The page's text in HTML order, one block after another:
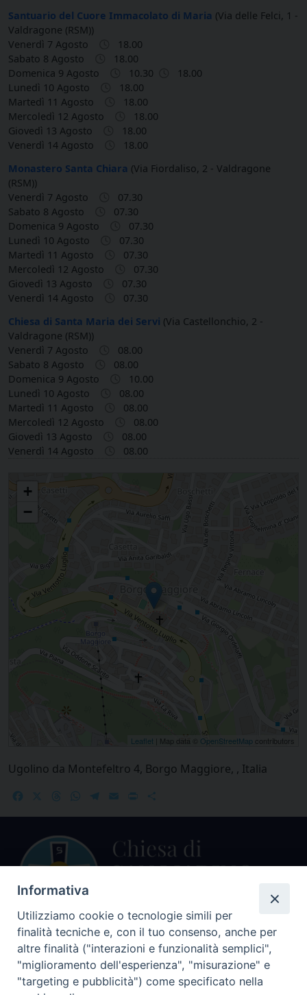
Santuario del Cuore Immacolato di Maria (Via delle Felci, 1 -
Valdragone (RSM))
Venerdì 7 Agosto
18.00
Sabato 8 Agosto
18.00
Domenica 9 Agosto
10.30
18.00
Lunedì 10 Agosto
18.00
Martedì 11 Agosto
18.00
Mercoledì 12 Agosto
18.00
Giovedì 13 Agosto
18.00
Venerdì 14 Agosto
18.00
Monastero Santa Chiara (Via Fiordaliso, 2 - Valdragone
(RSM))
Venerdì 7 Agosto
07.30
Sabato 8 Agosto
07.30
Domenica 9 Agosto
07.30
Lunedì 10 Agosto
07.30
Martedì 11 Agosto
07.30
Mercoledì 12 Agosto
07.30
Giovedì 13 Agosto
07.30
Venerdì 14 Agosto
07.30
Chiesa di Santa Maria dei Servi (Via Castellonchio, 2 -
Valdragone (RSM))
Venerdì 7 Agosto
08.00
Sabato 8 Agosto
08.00
Domenica 9 Agosto
10.00
Lunedì 10 Agosto
08.00
Martedì 11 Agosto
08.00
Mercoledì 12 Agosto
08.00
Giovedì 13 Agosto
08.00
Venerdì 14 Agosto
08.00
Santi Antimo e Marino in Borgo Maggiore (RSM)
+
−
Leaflet | Map data © OpenStreetMap contributors
Ugolino da Montefeltro 4, Borgo Maggiore, , Italia
FacebookThreadsWhatsApp
Telegram
EmailPrint
Centralino Curia Vescovile
0541 913711
Indirizzo
Informativa
Utilizziamo cookie o tecnologie simili per
finalità tecniche e, con il tuo consenso, anche per
altre finalità ("interazioni e funzionalità semplici",
"miglioramento dell'esperienza", "misurazione" e
"targeting e pubblicità") come specificato nella